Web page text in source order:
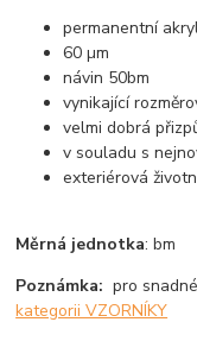
permanentní
60 µm
návin 50bm
vynikající
velmi dobrá
v souladu s
exteriérová
Měrná jednotka: bm
Poznámka: pro
kategorii VZORNÍKY